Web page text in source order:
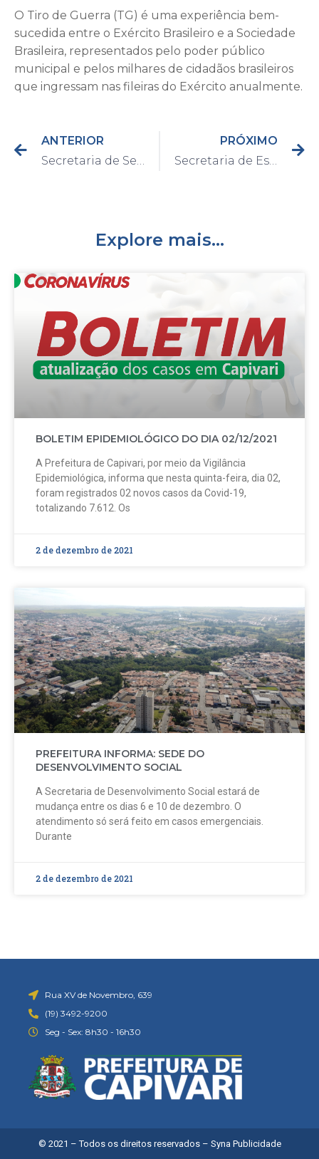
O Tiro de Guerra (TG) é uma experiência bem-
sucedida entre o Exército Brasileiro e a Sociedade
Brasileira, representados pelo poder público
municipal e pelos milhares de cidadãos brasileiros
que ingressam nas fileiras do Exército anualmente.
ANTERIOR
Secretaria de Segurança Pública faz homenagem a Guardas Civis que se destacaram
PRÓXIMO
Secretaria de Esportes busca recursos em São Paulo
Explore mais...
BOLETIM EPIDEMIOLÓGICO DO DIA 02/12/2021
A Prefeitura de Capivari, por meio da Vigilância
Epidemiológica, informa que nesta quinta-feira, dia 02,
foram registrados 02 novos casos da Covid-19,
totalizando 7.612. Os
2 de dezembro de 2021
PREFEITURA INFORMA: SEDE DO
DESENVOLVIMENTO SOCIAL
A Secretaria de Desenvolvimento Social estará de
mudança entre os dias 6 e 10 de dezembro. O
atendimento só será feito em casos emergenciais.
Durante
2 de dezembro de 2021
Rua XV de Novembro, 639
(19) 3492-9200
Seg - Sex: 8h30 - 16h30
© 2021 – Todos os direitos reservados – Syna Publicidade